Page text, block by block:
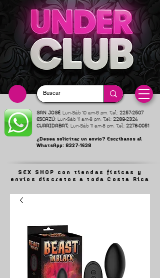
SAN JOSÉ: Lun-Sáb 10 am-6 pm. Tel: 2257-2507
ESCAZÚ: Lun-Sáb 11 am-8 pm. Tel: 2289-2324
CURRIDABAT: Lun-Sáb 11 am-8 pm. Tel: 2278-0051
¿Desea solicitar un envío? Escríbanos al
WhatsApp: 8327-1638
SEX SHOP con tiendas físicas y
envíos discretos a toda Costa Rica